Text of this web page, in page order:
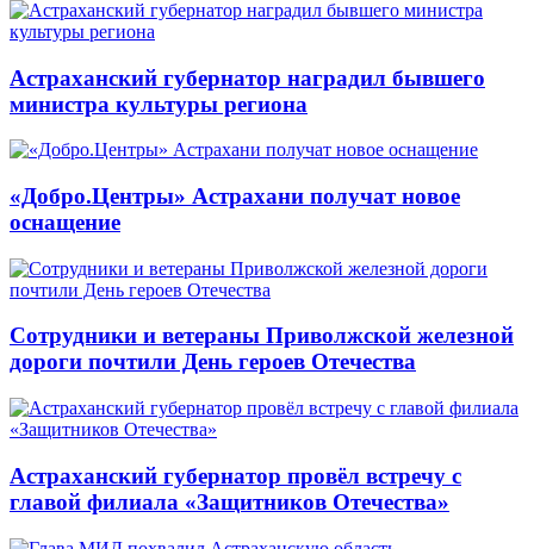
Астраханский губернатор наградил бывшего
министра культуры региона
«Добро.Центры» Астрахани получат новое
оснащение
Сотрудники и ветераны Приволжской железной
дороги почтили День героев Отечества
Астраханский губернатор провёл встречу с
главой филиала «Защитников Отечества»